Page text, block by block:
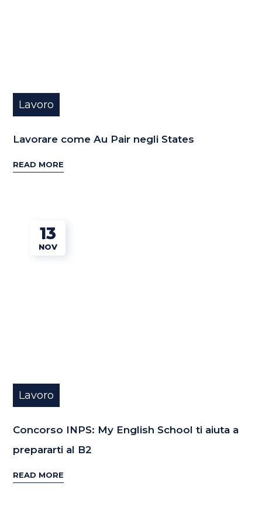
Lavoro
Lavorare come Au Pair negli States
READ MORE
13
NOV
Lavoro
Concorso INPS: My English School ti aiuta a
prepararti al B2
READ MORE